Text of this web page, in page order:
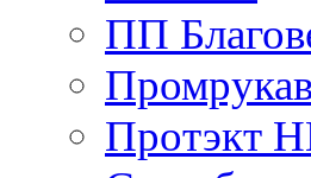
ПП
Протэкт